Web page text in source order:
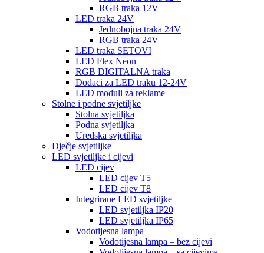
RGB traka 12V
LED traka 24V
Jednobojna traka 24V
RGB traka 24V
LED traka SETOVI
LED Flex Neon
RGB DIGITALNA traka
Dodaci za LED traku 12-24V
LED moduli za reklame
Stolne i podne svjetiljke
Stolna svjetiljka
Podna svjetiljka
Uredska svjetiljka
Dječje svjetiljke
LED svjetiljke i cijevi
LED cijev
LED cijev T5
LED cijev T8
Integrirane LED svjetiljke
LED svjetiljka IP20
LED svjetiljka IP65
Vodotijesna lampa
Vodotijesna lampa – bez cijevi